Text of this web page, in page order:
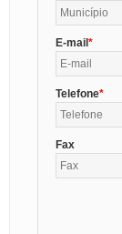
E-mail
Telefone
Fax